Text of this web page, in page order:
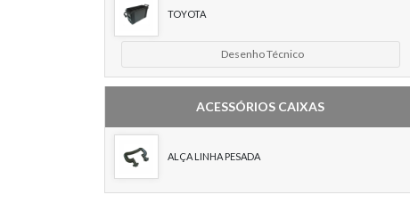
TOYOTA
Desenho Técnico
ACESSÓRIOS CAIXAS
ALÇA LINHA PESADA